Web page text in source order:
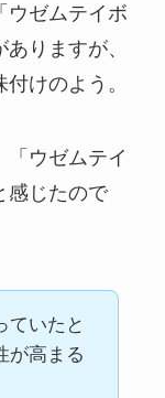
ウゼムテイボ
りますが、
けのよう。
「ウゼムテイ
感じたので
ていたと
が高まる